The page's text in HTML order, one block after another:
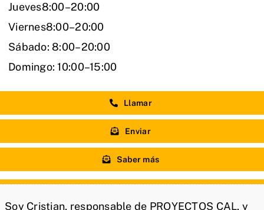
Soy Cristian, responsable de PROYECTOS CAL, y
Jueves8:00–20:00
Viernes8:00–20:00
Sábado: 8:00–20:00
Domingo: 10:00–15:00
Llamar
Enviar
Saber más